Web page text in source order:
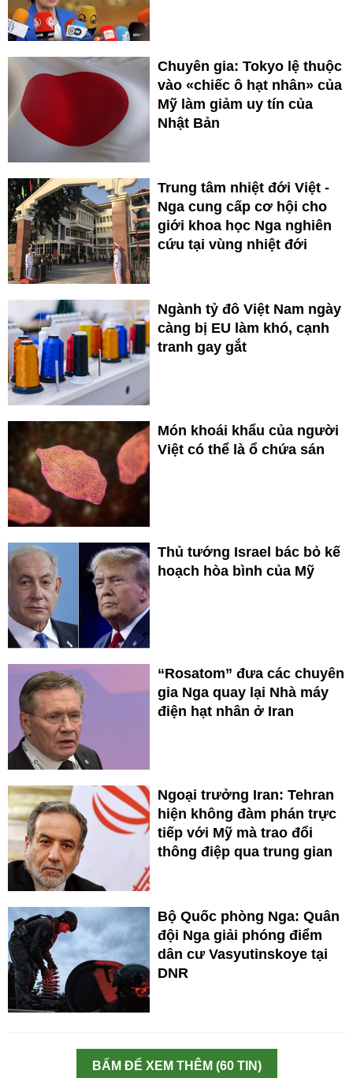
Chuyên gia: Tokyo lệ thuộc
vào «chiếc ô hạt nhân» của
Mỹ làm giảm uy tín của
Nhật Bản
Trung tâm nhiệt đới Việt -
Nga cung cấp cơ hội cho
giới khoa học Nga nghiên
cứu tại vùng nhiệt đới
Ngành tỷ đô Việt Nam ngày
càng bị EU làm khó, cạnh
tranh gay gắt
Món khoái khẩu của người
Việt có thể là ổ chứa sán
Thủ tướng Israel bác bỏ kế
hoạch hòa bình của Mỹ
“Rosatom” đưa các chuyên
gia Nga quay lại Nhà máy
điện hạt nhân ở Iran
Ngoại trưởng Iran: Tehran
hiện không đàm phán trực
tiếp với Mỹ mà trao đổi
thông điệp qua trung gian
Bộ Quốc phòng Nga: Quân
đội Nga giải phóng điểm
dân cư Vasyutinskoye tại
DNR
BẤM ĐỂ XEM THÊM (60 TIN)